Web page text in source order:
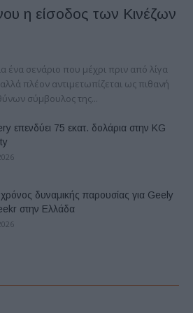
η είσοδος των Κινέζων
ένα σενάριο που μέχρι πριν από λίγα
πλέον αντιμετωπίζεται ως πιθανή
σύμβουλος της...
επενδύει 75 εκατ. δολάρια στην KG
δυναμικής παρουσίας για Geely
στην Ελλάδα